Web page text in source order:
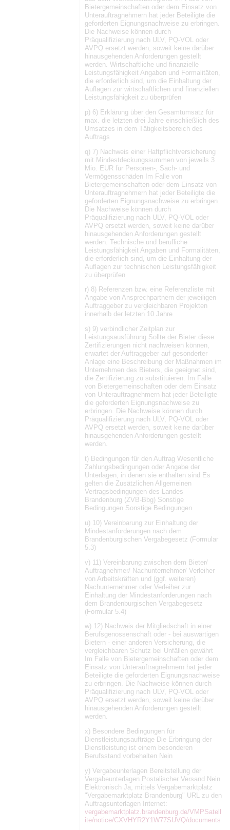
Bietergemeinschaften oder dem Einsatz von
Unterauftragnehmern hat jeder Beteiligte die
geforderten Eignungsnachweise zu erbringen.
Die Nachweise können durch
Präqualifizierung nach ULV, PQ-VOL oder
AVPQ ersetzt werden, soweit keine darüber
hinausgehenden Anforderungen gestellt
werden. Wirtschaftliche und finanzielle
Leistungsfähigkeit Angaben und Formalitäten,
die erforderlich sind, um die Einhaltung der
Auflagen zur wirtschaftlichen und finanziellen
Leistungsfähigkeit zu überprüfen
p) 6) Erklärung über den Gesamtumsatz für
max. die letzten drei Jahre einschließlich des
Umsatzes in dem Tätigkeitsbereich des
Auftrags
q) 7) Nachweis einer Haftpflichtversicherung
mit Mindestdeckungssummen von jeweils 3
Mio. EUR für Personen-, Sach- und
Vermögensschäden Im Falle von
Bietergemeinschaften oder dem Einsatz von
Unterauftragnehmern hat jeder Beteiligte die
geforderten Eignungsnachweise zu erbringen.
Die Nachweise können durch
Präqualifizierung nach ULV, PQ-VOL oder
AVPQ ersetzt werden, soweit keine darüber
hinausgehenden Anforderungen gestellt
werden. Technische und berufliche
Leistungsfähigkeit Angaben und Formalitäten,
die erforderlich sind, um die Einhaltung der
Auflagen zur technischen Leistungsfähigkeit
zu überprüfen
r) 8) Referenzen bzw. eine Referenzliste mit
Angabe von Ansprechpartnern der jeweiligen
Auftraggeber zu vergleichbaren Projekten
innerhalb der letzten 10 Jahre
s) 9) verbindlicher Zeitplan zur
Leistungsausführung Sollte der Bieter diese
Zertifizierungen nicht nachweisen können,
erwartet der Auftraggeber auf gesonderter
Anlage eine Beschreibung der Maßnahmen im
Unternehmen des Bieters, die geeignet sind,
die Zertifizierung zu substituieren. Im Falle
von Bietergemeinschaften oder dem Einsatz
von Unterauftragnehmern hat jeder Beteiligte
die geforderten Eignungsnachweise zu
erbringen. Die Nachweise können durch
Präqualifizierung nach ULV, PQ-VOL oder
AVPQ ersetzt werden, soweit keine darüber
hinausgehenden Anforderungen gestellt
werden.
t) Bedingungen für den Auftrag Wesentliche
Zahlungsbedingungen oder Angabe der
Unterlagen, in denen sie enthalten sind Es
gelten die Zusätzlichen Allgemeinen
Vertragsbedingungen des Landes
Brandenburg (ZVB-Bbg) Sonstige
Bedingungen Sonstige Bedingungen
u) 10) Vereinbarung zur Einhaltung der
Mindestanforderungen nach dem
Brandenburgischen Vergabegesetz (Formular
5.3)
v) 11) Vereinbarung zwischen dem Bieter/
Auftragnehmer/ Nachunternehmer/ Verleiher
von Arbeitskräften und (ggf. weiteren)
Nachunternehmer oder Verleiher zur
Einhaltung der Mindestanforderungen nach
dem Brandenburgischen Vergabegesetz
(Formular 5.4)
w) 12) Nachweis der Mitgliedschaft in einer
Berufsgenossenschaft oder - bei auswärtigen
Bietern - einer anderen Versicherung, die
vergleichbaren Schutz bei Unfällen gewährt
Im Falle von Bietergemeinschaften oder dem
Einsatz von Unterauftragnehmern hat jeder
Beteiligte die geforderten Eignungsnachweise
zu erbringen. Die Nachweise können durch
Präqualifizierung nach ULV, PQ-VOL oder
AVPQ ersetzt werden, soweit keine darüber
hinausgehenden Anforderungen gestellt
werden.
x) Besondere Bedingungen für
Dienstleistungsaufträge Die Erbringung der
Dienstleistung ist einem besonderen
Berufsstand vorbehalten Nein
y) Vergabeunterlagen Bereitstellung der
Vergabeunterlagen Postalischer Versand Nein
Elektronisch Ja, mittels Vergabemarktplatz
"Vergabemarktplatz Brandenburg" URL zu den
Auftragsunterlagen Internet:
vergabemarktplatz.brandenburg.de/VMPSatell
ite/notice/CXVHYR2Y1W77SUVQ/documents